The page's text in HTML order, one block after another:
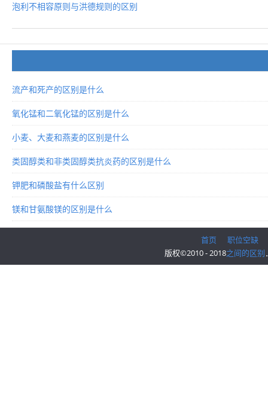
泡利不相容原则与洪德规则的区别
流产和死产的区别是什么
氧化锰和二氧化锰的区别是什么
小麦、大麦和燕麦的区别是什么
类固醇类和非类固醇类抗炎药的区别是什么
钾肥和磷酸盐有什么区别
镁和甘氨酸镁的区别是什么
首页
职位空缺
版权©2010 - 2018之间的区别